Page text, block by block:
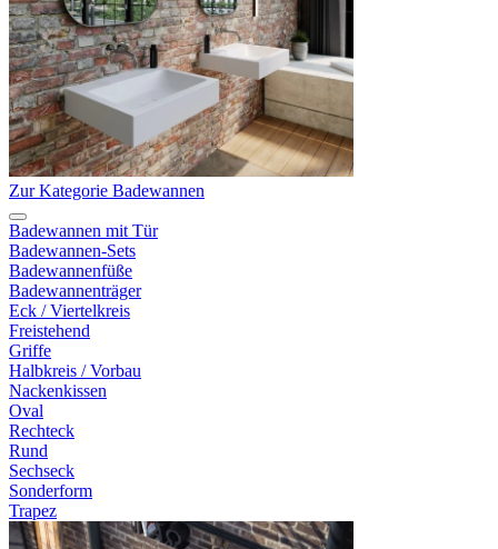
Zur Kategorie Badewannen
Badewannen mit Tür
Badewannen-Sets
Badewannenfüße
Badewannenträger
Eck / Viertelkreis
Freistehend
Griffe
Halbkreis / Vorbau
Nackenkissen
Oval
Rechteck
Rund
Sechseck
Sonderform
Trapez